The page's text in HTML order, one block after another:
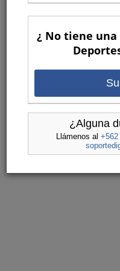
¿ No tiene
¿Alguna
Llámenos al +562